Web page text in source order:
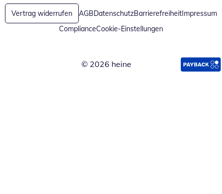
Vertrag widerrufen AGBDatenschutzBarrierefreiheitImpressum
ComplianceCookie-Einstellungen
© 2026 heine